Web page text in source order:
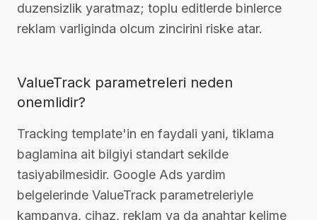
duzensizlik yaratmaz; toplu editlerde binlerce
reklam varliginda olcum zincirini riske atar.
ValueTrack parametreleri neden
onemlidir?
Tracking template'in en faydali yani, tiklama
baglamina ait bilgiyi standart sekilde
tasiyabilmesidir. Google Ads yardim
belgelerinde ValueTrack parametreleriyle
kampanya, cihaz, reklam ya da anahtar kelime